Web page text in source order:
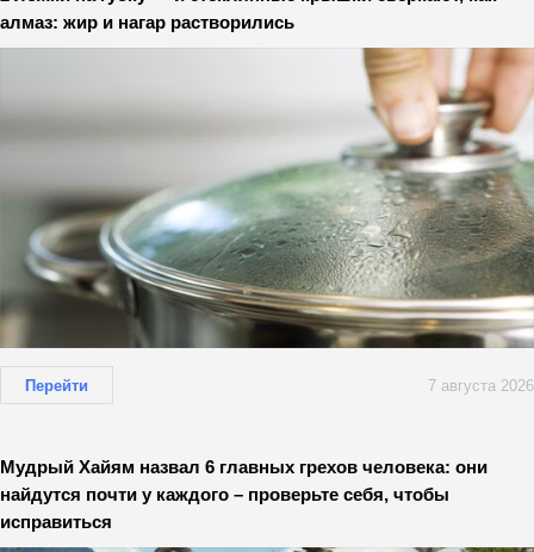
алмаз: жир и нагар растворились
Перейти 7 августа 2026
Мудрый Хайям назвал 6 главных грехов человека: они
найдутся почти у каждого – проверьте себя, чтобы
исправиться